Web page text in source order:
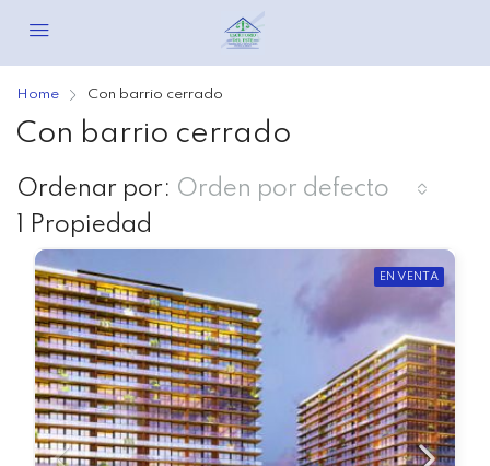
Home Con barrio cerrado
Con barrio cerrado
1 Propiedad
Ordenar por: Orden por defecto
EN VENTA